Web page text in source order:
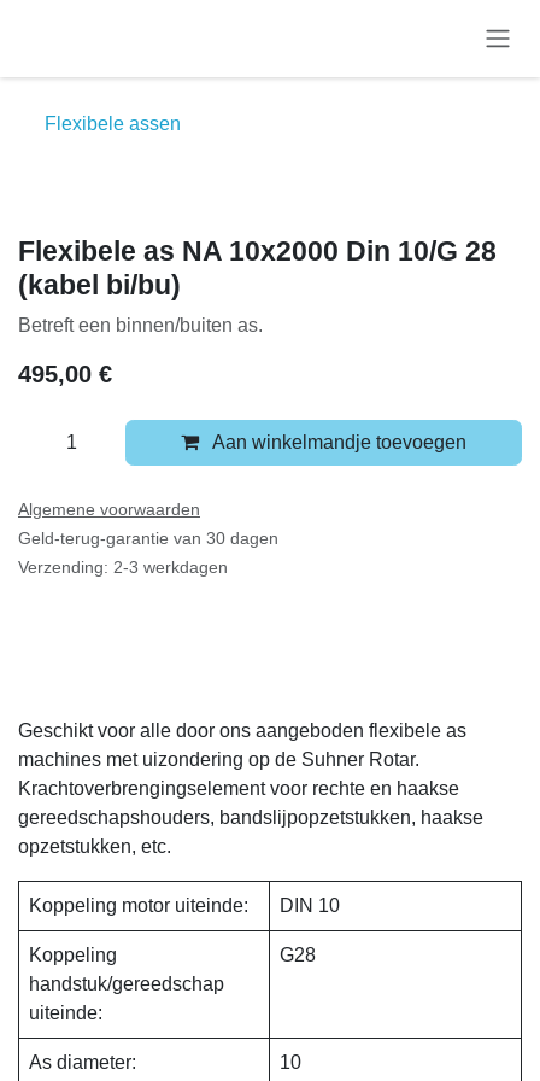
Flexibele assen
Flexibele as NA 10x2000 Din 10/G
28 (kabel bi/bu)
Betreft een binnen/buiten as.
495,00€
Aan winkelmandje toevoegen
Algemene voorwaarden
Geld-terug-garantie van 30 dagen
Verzending: 2-3 werkdagen
Geschikt voor alle door ons aangeboden flexibele as
machines met uizondering op de Suhner Rotar.
Krachtoverbrengingselement voor rechte en haakse
gereedschapshouders, band­slijpopzetstukken, haakse
opzetstukken, etc.
Koppeling motor
uiteinde:
DIN 10
Koppeling
handstuk/gereedschap
uiteinde: